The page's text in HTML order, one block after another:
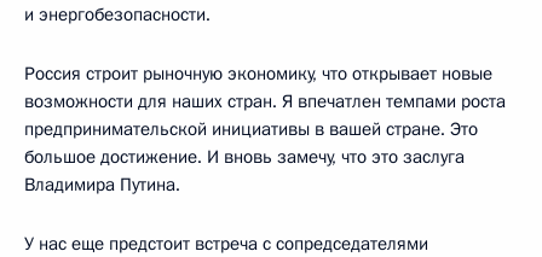
и энергобезопасности.
Россия строит рыночную экономику, что открывает новые
возможности для наших стран. Я впечатлен темпами роста
предпринимательской инициативы в вашей стране. Это
большое достижение. И вновь замечу, что это заслуга
Владимира Путина.
У нас еще предстоит встреча с сопредседателями